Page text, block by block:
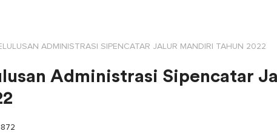
ADMINISTRASI SIPENCATAR JALUR MANDIRI TAHUN 2022
Administrasi Sipencatar